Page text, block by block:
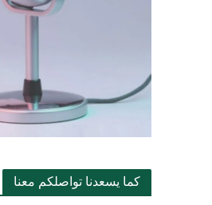
كما يسعدنا تواصلكم معنا